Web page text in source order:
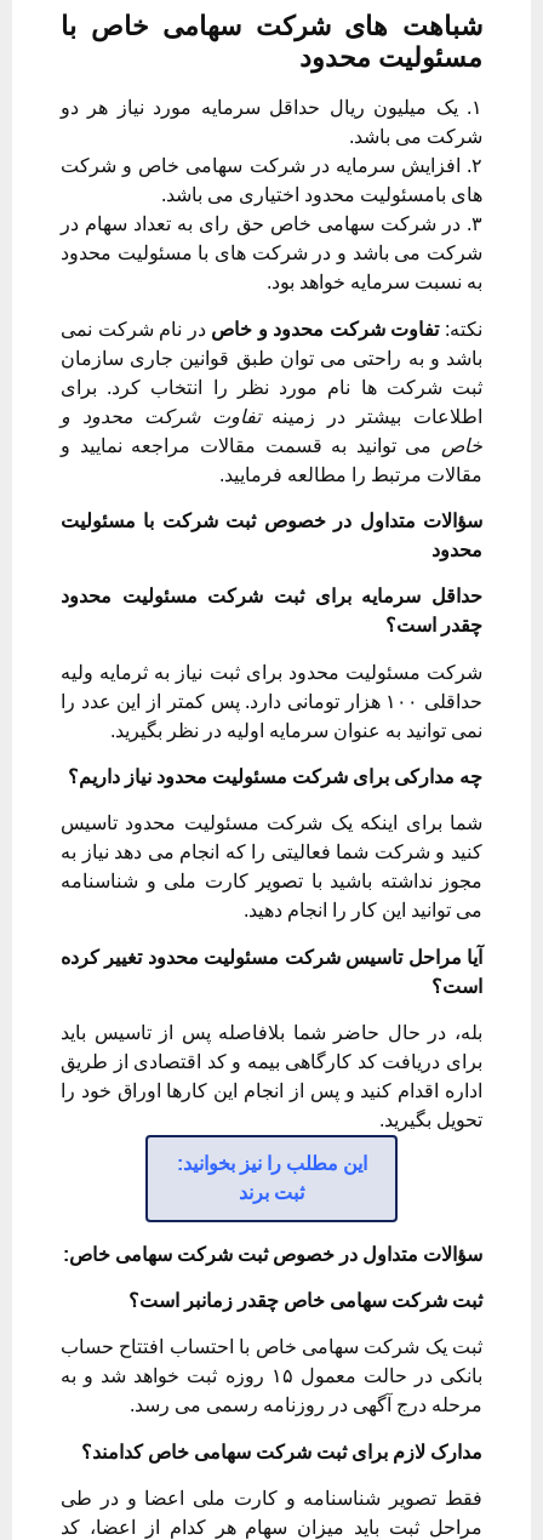
شباهت های شرکت سهامی خاص با
مسئولیت محدود
۱. یک میلیون ریال حداقل سرمایه مورد نیاز هر دو
شرکت می باشد.
۲. افزایش سرمایه در شرکت سهامی خاص و شرکت
های بامسئولیت محدود اختیاری می باشد.
۳. در شرکت سهامی خاص حق رای به تعداد سهام در
شرکت می باشد و در شرکت های با مسئولیت محدود
به نسبت سرمایه خواهد بود.
نکته:تفاوت شرکت محدود و خاص در نام شرکت نمی
باشد و به راحتی می توان طبق قوانین جاری سازمان
ثبت شرکت ها نام مورد نظر را انتخاب کرد. برای
اطلاعات بیشتر در زمینهتفاوت شرکت محدود و
خاص می توانید به قسمت مقالات مراجعه نمایید و
مقالات مرتبط را مطالعه فرمایید.
سؤالات متداول در خصوص ثبت شرکت با مسئولیت
محدود
حداقل سرمایه برای ثبت شرکت مسئولیت محدود
چقدر است؟
شرکت مسئولیت محدود برای ثبت نیاز به ثرمایه ولیه
حداقلی ۱۰۰ هزار تومانی دارد. پس کمتر از این عدد را
نمی توانید به عنوان سرمایه اولیه در نظر بگیرید.
چه مدارکی برای شرکت مسئولیت محدود نیاز داریم؟
شما برای اینکه یک شرکت مسئولیت محدود تاسیس
کنید و شرکت شما فعالیتی را که انجام می دهد نیاز به
مجوز نداشته باشید با تصویر کارت ملی و شناسنامه
می توانید این کار را انجام دهید.
آیا مراحل تاسیس شرکت مسئولیت محدود تغییر کرده
است؟
بله، در حال حاضر شما بلافاصله پس از تاسیس باید
برای دریافت کد کارگاهی بیمه و کد اقتصادی از طریق
اداره اقدام کنید و پس از انجام این کارها اوراق خود را
تحویل بگیرید.
این مطلب را نیز بخوانید:
ثبت برند
سؤالات متداول در خصوص ثبت شرکت سهامی خاص:
ثبت شرکت سهامی خاص چقدر زمانبر است؟
ثبت یک شرکت سهامی خاص با احتساب افتتاح حساب
بانکی در حالت معمول ۱۵ روزه ثبت خواهد شد و به
مرحله درج آگهی در روزنامه رسمی می رسد.
مدارک لازم برای ثبت شرکت سهامی خاص کدامند؟
فقط تصویر شناسنامه و کارت ملی اعضا و در طی
مراحل ثبت باید میزان سهام هر کدام از اعضا، کد